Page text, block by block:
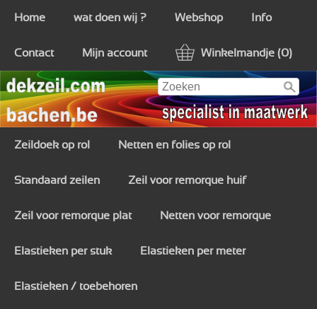
Home wat doen wij ? Webshop Info
Contact Mijn account Winkelmandje (0)
Zeildoek op rol Netten en folies op rol
Standaard zeilen Zeil voor remorque huif
Zeil voor remorque plat Netten voor remorque
Elastieken per stuk Elastieken per meter
Elastieken / toebehoren